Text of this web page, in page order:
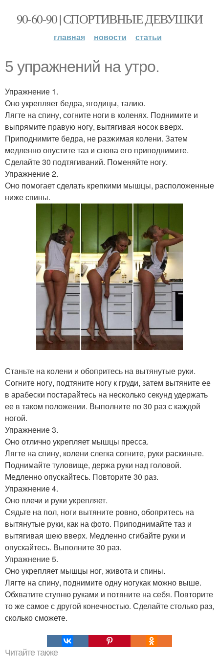
90-60-90 | СПОРТИВНЫЕ ДЕВУШКИ
главная новости статьи
5 упражнений на утро.
Упражнение 1.
Оно укрепляет бедра, ягодицы, талию.
Лягте на спину, согните ноги в коленях. Поднимите и
выпрямите правую ногу, вытягивая носок вверх.
Приподнимите бедра, не разжимая колени. Затем
медленно опустите таз и снова его приподнимите.
Сделайте 30 подтягиваний. Поменяйте ногу.
Упражнение 2.
Оно помогает сделать крепкими мышцы, расположенные
ниже спины.
Станьте на колени и обопритесь на вытянутые руки.
Согните ногу, подтяните ногу к груди, затем вытяните ее
в арабески постарайтесь на несколько секунд удержать
ее в таком положении. Выполните по 30 раз с каждой
ногой.
Упражнение 3.
Оно отлично укрепляет мышцы пресса.
Лягте на спину, колени слегка согните, руки раскиньте.
Поднимайте туловище, держа руки над головой.
Медленно опускайтесь. Повторите 30 раз.
Упражнение 4.
Оно плечи и руки укрепляет.
Сядьте на пол, ноги вытяните ровно, обопритесь на
вытянутые руки, как на фото. Приподнимайте таз и
вытягивая шею вверх. Медленно сгибайте руки и
опускайтесь. Выполните 30 раз.
Упражнение 5.
Оно укрепляет мышцы ног, живота и спины.
Лягте на спину, поднимите одну ногукак можно выше.
Обхватите ступню руками и потяните на себя. Повторите
то же самое с другой конечностью. Сделайте столько раз,
сколько сможете.
Читайте также